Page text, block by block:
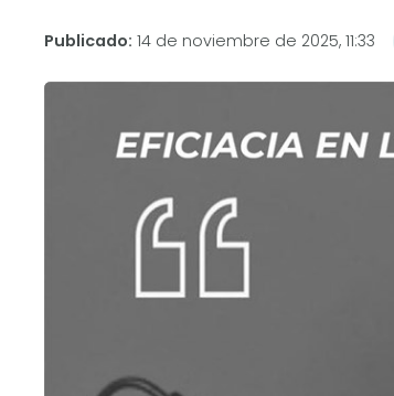
Publicado: 14 de noviembre de 2025, 11:33